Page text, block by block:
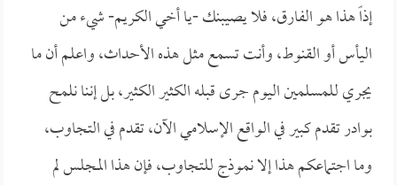
إذاً هذا هو الفارق، فلا يصيبنك -يا أخي الكريم- شيء من
اليأس أو القنوط، وأنت تسمع مثل هذه الأحداث، واعلم أن ما
يجري للمسلمين اليوم جرى قبله الكثير الكثير، بل إننا نلمح
بوادر تقدم كبير في الواقع الإسلامي الآن، تقدم في التجاوب،
وما اجتماعكم هذا إلا نموذج للتجاوب، فإن هذا المجلس لم